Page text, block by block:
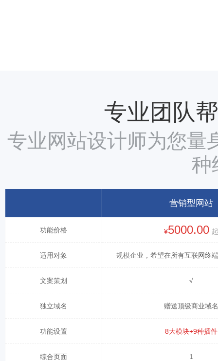
专业团队
专业网站设计师为您量
种
功能价格
适用对象
文案策划
独立域名
功能设置
综合页面
营销型网站
¥5000.00 起
规模企业，希望在所有互联网终
√
赠送顶级商业域名
8大模块+9种插件
1